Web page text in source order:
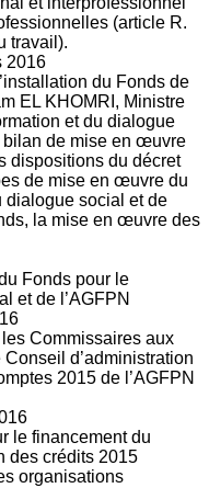
(article R.
travail).
2016
du Fonds de
EL KHOMRI, Ministre
et du dialogue
bilan de mise en œuvre
dispositions du décret
de mise en œuvre du
dialogue social et de
la mise en œuvre des
Fonds pour le
et de l’AGFPN
Commissaires aux
d’administration
2015 de l’AGFPN
le financement du
des crédits 2015
organisations